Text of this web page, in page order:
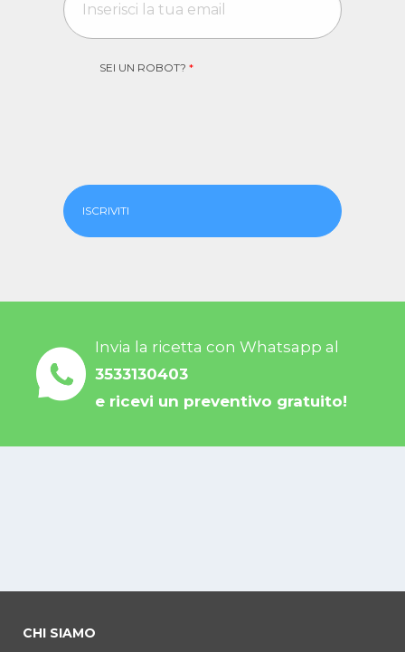
SEI UN ROBOT? *
ISCRIVITI
Invia la ricetta con Whatsapp al
3533130403
e ricevi un preventivo gratuito!
CHI SIAMO